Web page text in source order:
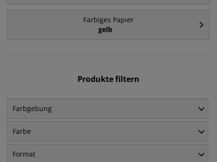
Farbiges Papier
gelb
Produkte filtern
Farbgebung
Farbe
Format